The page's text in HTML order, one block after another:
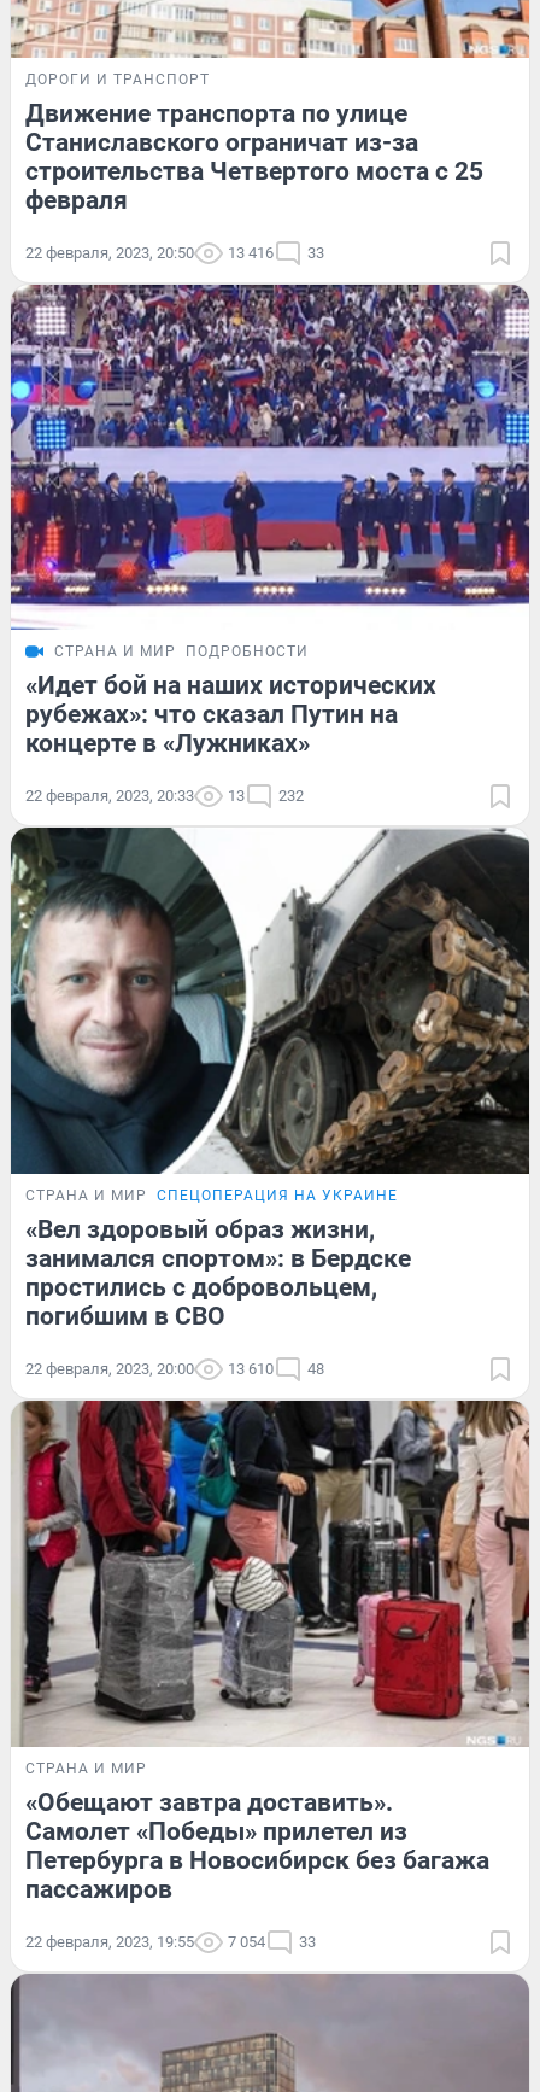
ДОРОГИ И ТРАНСПОРТ
Движение транспорта по улице
Станиславского ограничат из-за
строительства Четвертого моста с 25
февраля
22 февраля, 2023, 20:50 13 416 33
СТРАНА И МИР ПОДРОБНОСТИ
«Идет бой на наших исторических
рубежах»: что сказал Путин на
концерте в «Лужниках»
22 февраля, 2023, 20:33 13 232
СТРАНА И МИР СПЕЦОПЕРАЦИЯ НА УКРАИНЕ
«Вел здоровый образ жизни,
занимался спортом»: в Бердске
простились с добровольцем,
погибшим в СВО
22 февраля, 2023, 20:00 13 610 48
СТРАНА И МИР
«Обещают завтра доставить».
Самолет «Победы» прилетел из
Петербурга в Новосибирск без багажа
пассажиров
22 февраля, 2023, 19:55 7 054 33